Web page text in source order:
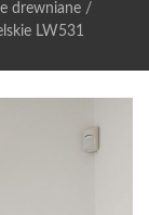
drewniane /
LW531